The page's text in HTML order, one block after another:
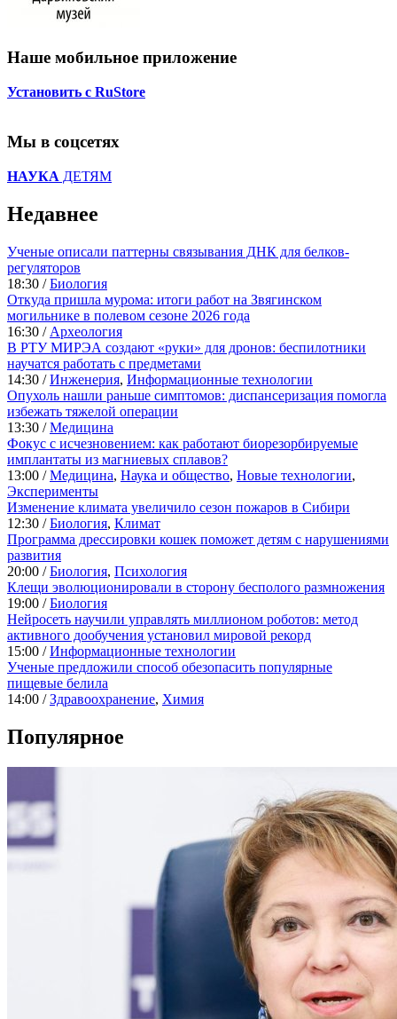
Наше мобильное приложение
Установить с RuStore
Мы в соцсетях
НАУКА ДЕТЯМ
Недавнее
Ученые описали паттерны связывания ДНК для белков-
регуляторов
18:30 /Биология
Откуда пришла мурома: итоги работ на Звягинском
могильнике в полевом сезоне 2026 года
16:30 / Археология
В РТУ МИРЭА создают «руки» для дронов: беспилотники
научатся работать с предметами
14:30 /Инженерия, Информационные технологии
Опухоль нашли раньше симптомов: диспансеризация помогла
избежать тяжелой операции
13:30 /Медицина
Фокус с исчезновением: как работают биорезорбируемые
имплантаты из магниевых сплавов?
13:00 /Медицина, Наука и общество, Новые технологии,
Эксперименты
Изменение климата увеличило сезон пожаров в Сибири
12:30 /Биология, Климат
Программа дрессировки кошек поможет детям с нарушениями
развития
20:00 /Биология, Психология
Клещи эволюционировали в сторону бесполого размножения
19:00 /Биология
Нейросеть научили управлять миллионом роботов: метод
активного дообучения установил мировой рекорд
15:00 /Информационные технологии
Ученые предложили способ обезопасить популярные
пищевые белила
14:00 /Здравоохранение, Химия
Популярное